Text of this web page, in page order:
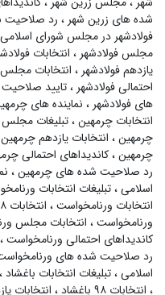
شده های زرین شهر ، رد صلاحیت
فولادشهر در مجلس شورای اسلامی
مجلس فولادشهر ، انتخابات
یازدهم فولادشهر ، انتخابات مجلس
احتمالی فولادشهر ،تایید
های فولادشهر ، نماینده های
انتخابات چرمهین،تبلیغات
چرمهین، انتخابات یازدهم چرمهین
چرمهین،کاندیداهای احتمالی
رد صلاحیت شده های چرمهین،
اسلامی،تبلیغات انتخابات
انتخابات ورنامخواست، انتخابات ۹۸ ورنامخواست
ورنامخواست، انتخابات مجلس
کاندیداهای احتمالی ورنامخواست،
رد صلاحیت شده های
اسلامی،تبلیغات انتخابات باغشاد،
، انتخابات ۹۸ باغشاد ، انتخابات